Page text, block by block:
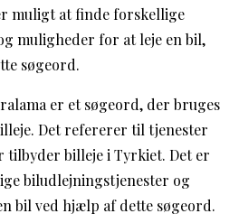
muligt at finde forskellige
muligheder for at leje en bil,
søgeord.
er et søgeord, der bruges
Det refererer til tjenester
tilbyder billeje i Tyrkiet. Det er
biludlejningstjenester og
bil ved hjælp af dette søgeord.